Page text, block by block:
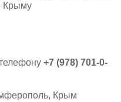
+7 (978) 701-0-